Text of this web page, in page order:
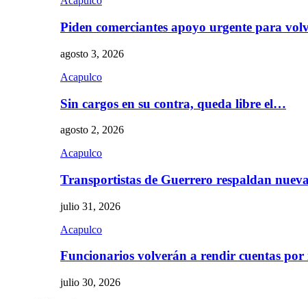
Piden comerciantes apoyo urgente para
agosto 3, 2026
Acapulco
Sin cargos en su contra, queda libre el…
agosto 2, 2026
Acapulco
Transportistas de Guerrero respaldan
julio 31, 2026
Acapulco
Funcionarios volverán a rendir cuentas
julio 30, 2026